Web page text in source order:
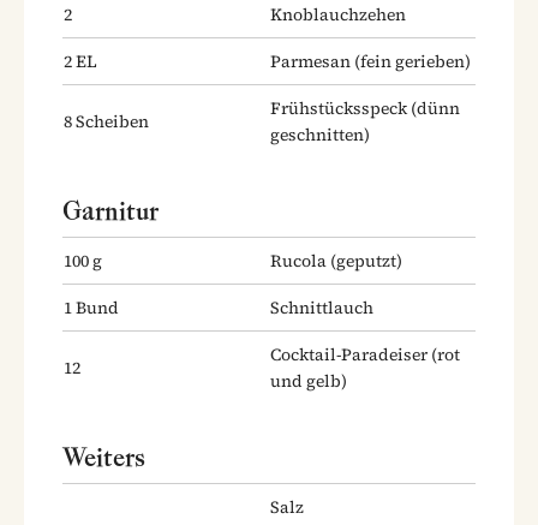
2
Knoblauchzehen
2EL Parmesan (fein gerieben)
8Scheiben
Frühstücksspeck(dünn
geschnitten)
Garnitur
100g Rucola (geputzt)
1Bund Schnittlauch
12
Cocktail-Paradeiser (rot
und gelb)
Weiters
Salz